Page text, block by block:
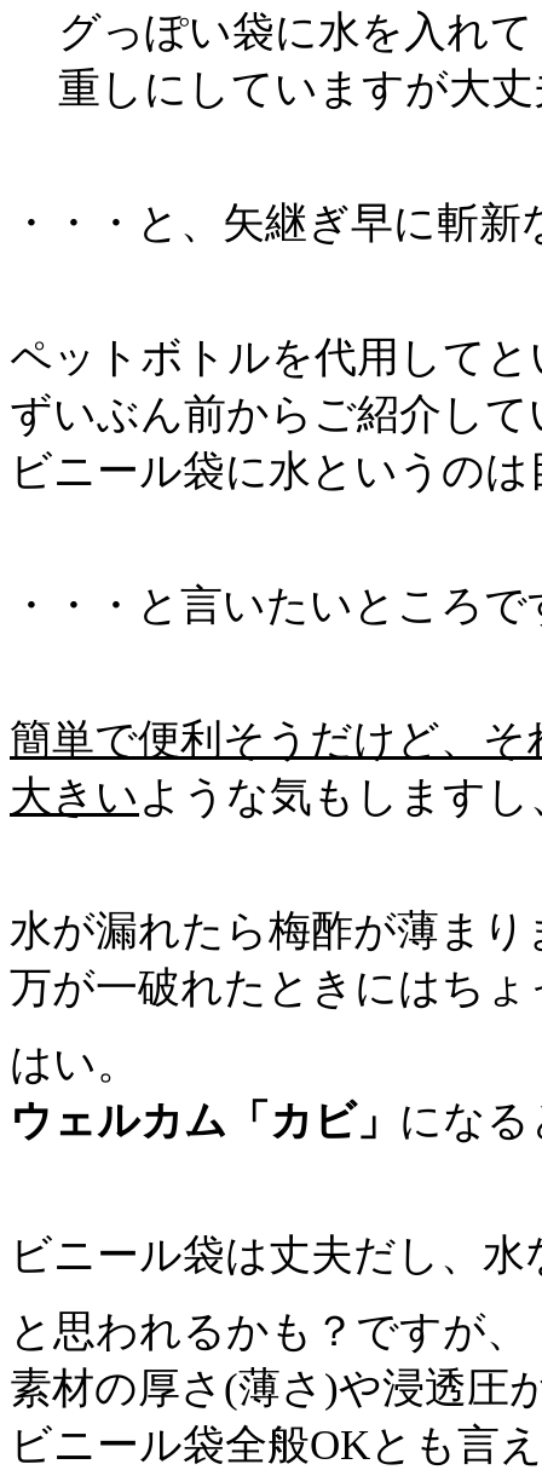
グっぽい袋に水を入れて
重しにしていますが大
・・・と、矢継ぎ早に斬
ペットボトルを代用して
ずいぶん前からご紹介し
ビニール袋に水というの
・・・と言いたいところ
簡単で便利そうだけど、
大きいような気もします
水が漏れたら梅酢が薄まり
万が一破れたときにはち
はい。
ウェルカム「カビ」 にな
ビニール袋は丈夫だし、
と思われるかも？ですが、
素材の厚さ(薄さ)や浸透圧
ビニール袋全般OKとも言